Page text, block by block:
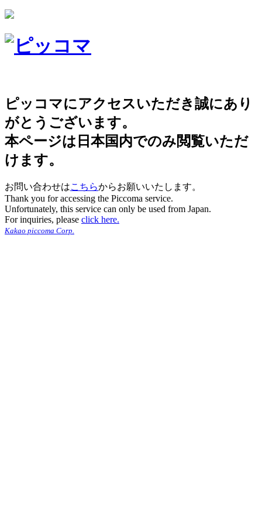
ピッコマにアクセスいただき誠にあり
がとうございます。
本ページは日本国内でのみ閲覧いただ
けます。
お問い合わせはこちらからお願いいたします。
Thank you for accessing the Piccoma service.
Unfortunately, this service can only be used from Japan.
For inquiries, please click here.
Kakao piccoma Corp.